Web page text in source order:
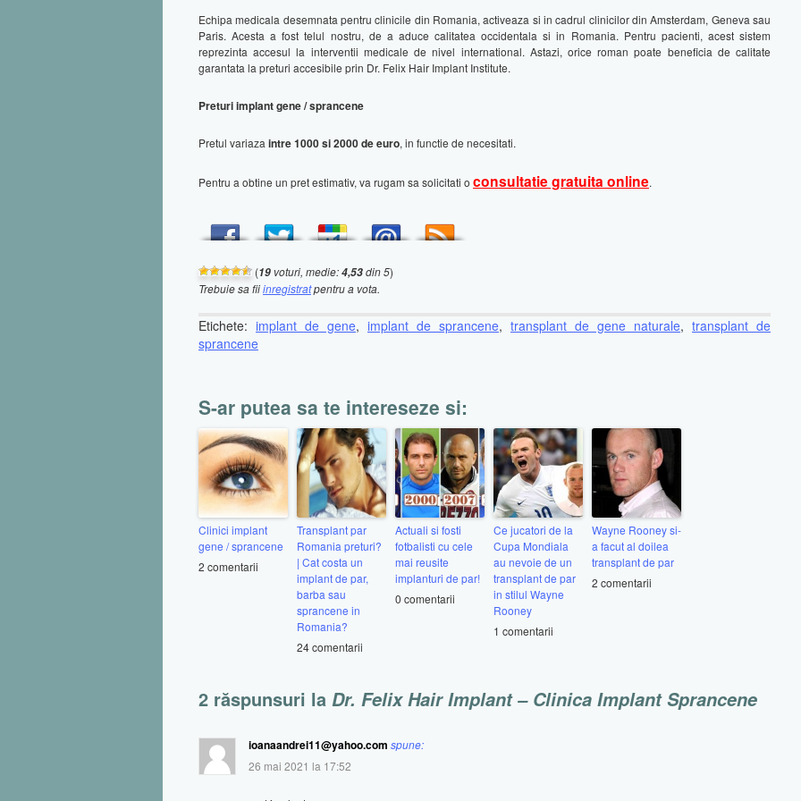
Echipa medicala desemnata pentru clinicile din Romania, activeaza si in cadrul clinicilor din Amsterdam, Geneva sau
Paris. Acesta a fost telul nostru, de a aduce calitatea occidentala si in Romania. Pentru pacienti, acest sistem
reprezinta accesul la interventii medicale de nivel international. Astazi, orice roman poate beneficia de calitate
garantata la preturi accesibile prin Dr. Felix Hair Implant Institute.
Preturi implant gene / sprancene
Pretul variaza intre 1000 si 2000 de euro, in functie de necesitati.
Pentru a obtine un pret estimativ, va rugam sa solicitati o consultatie gratuita online.
(19 voturi, medie:4,53din 5)
Trebuie sa fiiinregistratpentru a vota.
Etichete: implant de gene, implant de sprancene, transplant de gene naturale, transplant de
sprancene
S-ar putea sa te intereseze si:
Clinici implant
gene / sprancene
2 comentarii
Transplant par
Romania preturi?
| Cat costa un
implant de par,
barba sau
sprancene in
Romania?
24 comentarii
Actuali si fosti
fotbalisti cu cele
mai reusite
implanturi de par!
0 comentarii
Ce jucatori de la
Cupa Mondiala
au nevoie de un
transplant de par
in stilul Wayne
Rooney
1 comentarii
Wayne Rooney si-
a facut al doilea
transplant de par
2 comentarii
2 răspunsuri la Dr. Felix Hair Implant – Clinica Implant Sprancene
ioanaandrei11@yahoo.com spune:
26 mai 2021 la 17:52